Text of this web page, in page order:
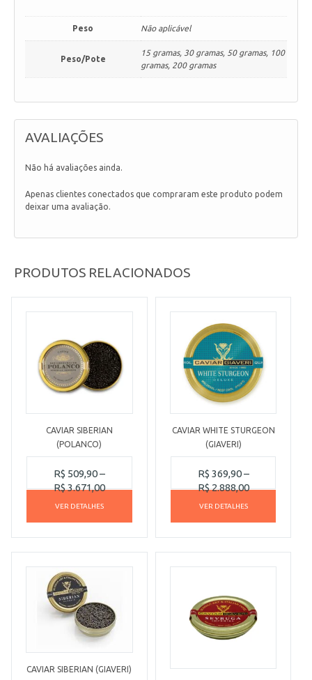
Peso Não aplicável
Peso/Pote
15 gramas, 30 gramas, 50 gramas, 100
gramas, 200 gramas
AVALIAÇÕES
Não há avaliações ainda.
Apenas clientes conectados que compraram este produto podem
deixar uma avaliação.
PRODUTOS RELACIONADOS
CAVIAR SIBERIAN
(POLANCO)
R$ 509,90–
R$3.671,00
VER DETALHES
CAVIAR WHITE STURGEON
(GIAVERI)
R$ 369,90–
R$2.888,00
VER DETALHES
CAVIAR SIBERIAN (GIAVERI)